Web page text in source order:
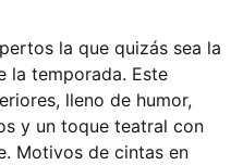
la que quizás sea la
la temporada. Este
lleno de humor,
y un toque teatral con
Motivos de cintas en